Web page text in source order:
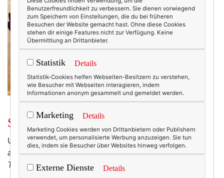
Saturday Night Fever!
Und das sind meine Accessoires:Schuhe: Kitten Heels
aus schwarzem Satin von Pura Lopez. Kette: Marni.
Tasche: Prada (Vintage)
Benutzerfreundlichkeit zu verbessern. Sie dienen vorwiegend
zum Speichern von Einstellungen, die du bei früheren
Besuchen der Website gemacht hast. Ohne diese Cookies
stehen dir einige Features nicht zur Verfügung. Keine
Übermittlung an Drittanbieter.
Statistik Details
Statistik-Cookies helfen Webseiten-Besitzern zu verstehen,
wie Besucher mit Webseiten interagieren, indem
Informationen anonym gesammelt und gemeldet werden.
Marketing Details
Marketing Cookies werden von Drittanbietern oder Publishern
verwendet, um personalisierte Werbung anzuzeigen. Sie tun
dies, indem sie Besucher über Websites hinweg verfolgen.
Externe Dienste Details